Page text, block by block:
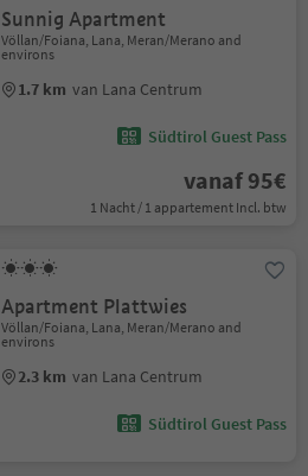
Sunnig Apartment
Völlan/Foiana, Lana, Meran/Merano and
environs
1.7 km van Lana Centrum
Südtirol Guest Pass
vanaf 95€
1 Nacht / 1 appartement Incl. btw
Apartment Plattwies
Völlan/Foiana, Lana, Meran/Merano and
environs
2.3 km van Lana Centrum
Südtirol Guest Pass